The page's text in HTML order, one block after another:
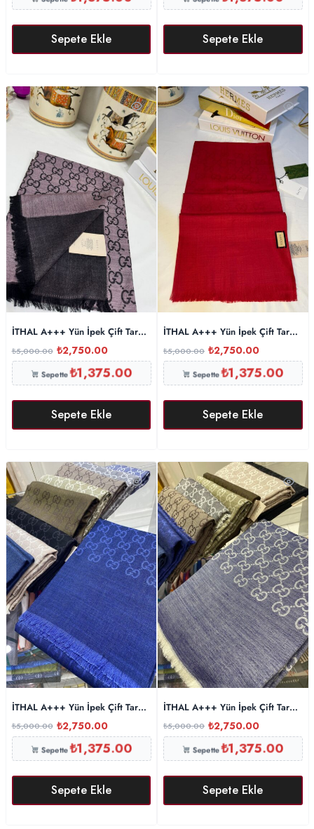
Sepete Ekle Sepete Ekle
İTHAL A+++ Yün İpek Çift Taraflı Marka Şal 87452 – Vizon
₺5,000.00 ₺2,750.00
Sepette₺1,375.00
Sepete Ekle
İTHAL A+++ Yün İpek Çift Taraflı
₺5,000.00 ₺2,750.00
Sepette₺1,375.00
Sepete Ekle
İTHAL A+++ Yün İpek Çift Taraflı Marka Şal – Saks
₺5,000.00 ₺2,750.00
Sepette₺1,375.00
Sepete Ekle
İTHAL A+++ Yün İpek Çift Taraflı
₺5,000.00 ₺2,750.00
Sepette₺1,375.00
Sepete Ekle